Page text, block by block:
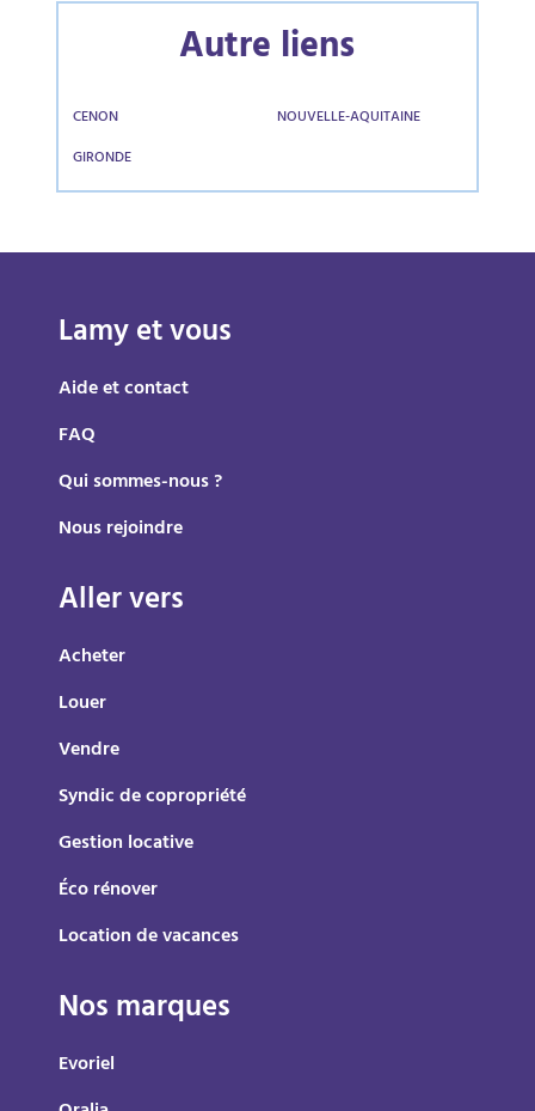
Autre liens
CENON
GIRONDE
NOUVELLE-AQUITAINE
Lamy et vous
Aide et contact
FAQ
Qui sommes-nous ?
Nous rejoindre
Aller vers
Acheter
Louer
Vendre
Syndic de copropriété
Gestion locative
Éco rénover
Location de vacances
Nos marques
Evoriel